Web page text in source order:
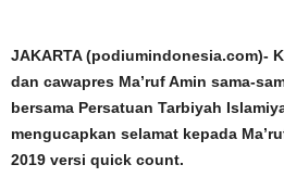
JAKARTA (podiumindonesia.com)-
dan cawapres Ma’ruf Amin sama-
bersama Persatuan Tarbiyah
mengucapkan selamat kepada
2019 versi quick count.